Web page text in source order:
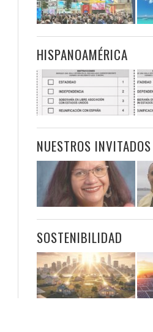
HISPANOAMÉRICA
NUESTROS INVITADOS
SOSTENIBILIDAD